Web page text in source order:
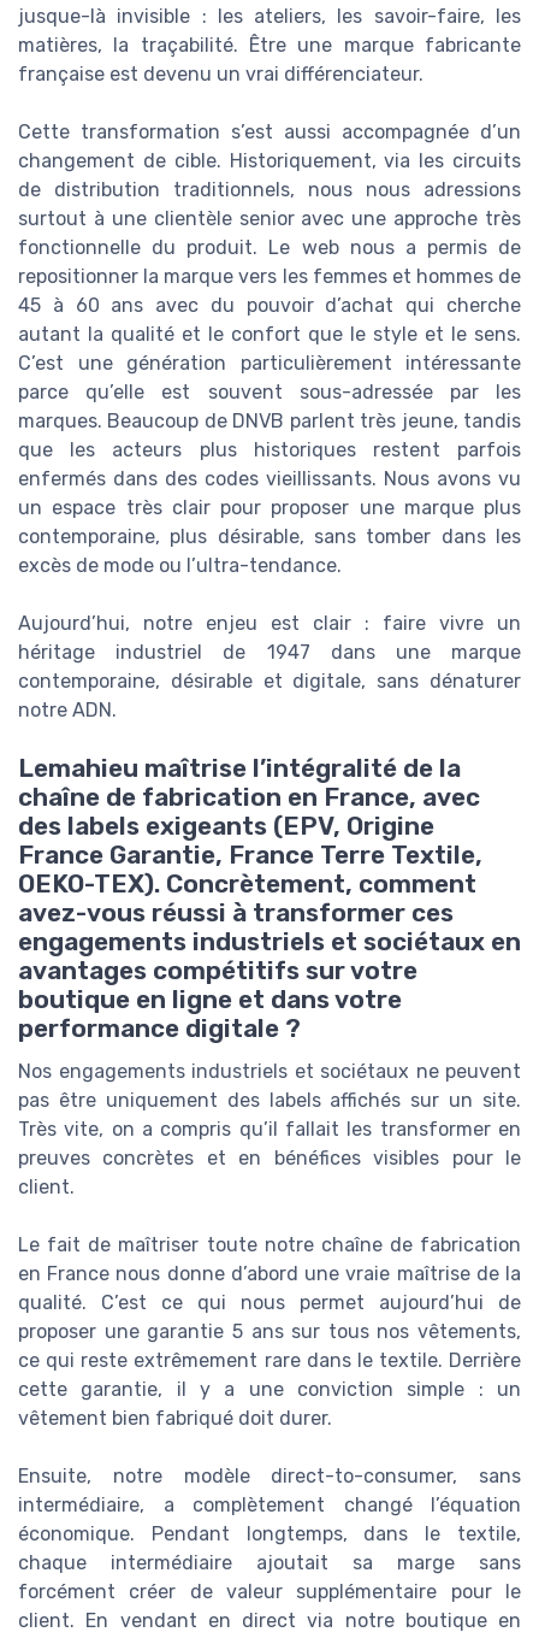
jusque-là invisible : les ateliers, les savoir-faire, les
matières, la traçabilité. Être une marque fabricante
française est devenu un vrai différenciateur.
Cette transformation s’est aussi accompagnée d’un
changement de cible. Historiquement, via les circuits
de distribution traditionnels, nous nous adressions
surtout à une clientèle senior avec une approche très
fonctionnelle du produit. Le web nous a permis de
repositionner la marque vers les femmes et hommes de
45 à 60 ans avec du pouvoir d’achat qui cherche
autant la qualité et le confort que le style et le sens.
C’est une génération particulièrement intéressante
parce qu’elle est souvent sous-adressée par les
marques. Beaucoup de DNVB parlent très jeune, tandis
que les acteurs plus historiques restent parfois
enfermés dans des codes vieillissants. Nous avons vu
un espace très clair pour proposer une marque plus
contemporaine, plus désirable, sans tomber dans les
excès de mode ou l’ultra-tendance.
Aujourd’hui, notre enjeu est clair : faire vivre un
héritage industriel de 1947 dans une marque
contemporaine, désirable et digitale, sans dénaturer
notre ADN.
Lemahieu maîtrise l’intégralité de la
chaîne de fabrication en France, avec
des labels exigeants (EPV, Origine
France Garantie, France Terre Textile,
OEKO-TEX). Concrètement, comment
avez-vous réussi à transformer ces
engagements industriels et sociétaux en
avantages compétitifs sur votre
boutique en ligne et dans votre
performance digitale ?
Nos engagements industriels et sociétaux ne peuvent
pas être uniquement des labels affichés sur un site.
Très vite, on a compris qu’il fallait les transformer en
preuves concrètes et en bénéfices visibles pour le
client.
Le fait de maîtriser toute notre chaîne de fabrication
en France nous donne d’abord une vraie maîtrise de la
qualité. C’est ce qui nous permet aujourd’hui de
proposer une garantie 5 ans sur tous nos vêtements,
ce qui reste extrêmement rare dans le textile. Derrière
cette garantie, il y a une conviction simple : un
vêtement bien fabriqué doit durer.
Ensuite, notre modèle direct-to-consumer, sans
intermédiaire, a complètement changé l’équation
économique. Pendant longtemps, dans le textile,
chaque intermédiaire ajoutait sa marge sans
forcément créer de valeur supplémentaire pour le
client. En vendant en direct via notre boutique en